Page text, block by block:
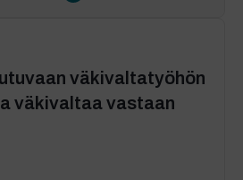
väkivaltatyöhön
väkivaltaa vastaan